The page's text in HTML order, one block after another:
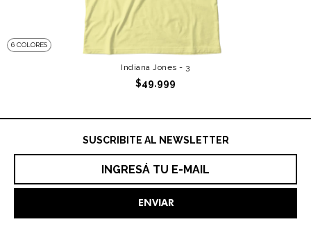
6 COLORES
Indiana Jones - 3
$49.999
SUSCRIBITE AL NEWSLETTER